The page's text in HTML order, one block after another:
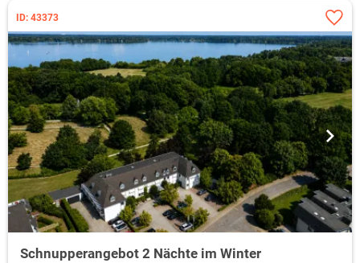
ID: 43373
Schnupperangebot 2 Nächte im Winter